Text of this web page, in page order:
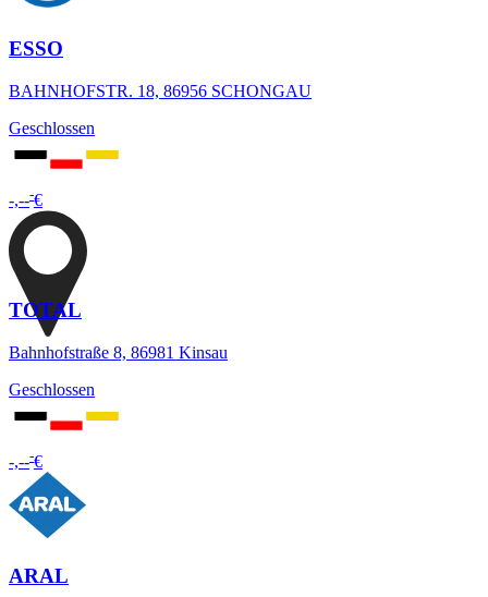
ESSO
BAHNHOFSTR. 18, 86956 SCHONGAU
Geschlossen
-,---€
TOTAL
Bahnhofstraße 8, 86981 Kinsau
Geschlossen
-,---€
ARAL